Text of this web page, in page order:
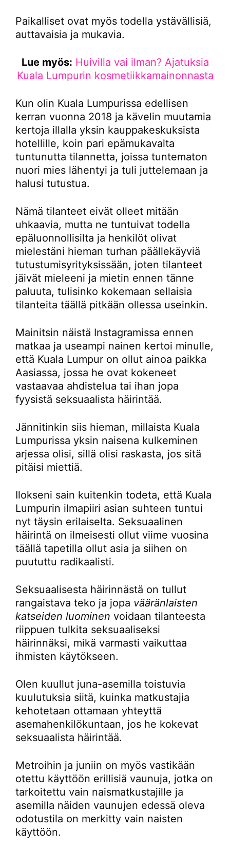
Paikalliset ovat myös todella ystävällisiä,
auttavaisia ja mukavia.
Lue myös: Huivilla vai ilman? Ajatuksia
Kuala Lumpurin kosmetiikkamainonnasta
Kun olin Kuala Lumpurissa edellisen
kerran vuonna 2018 ja kävelin muutamia
kertoja illalla yksin kauppakeskuksista
hotellille, koin pari epämukavalta
tuntunutta tilannetta, joissa tuntematon
nuori mies lähentyi ja tuli juttelemaan ja
halusi tutustua.
Nämä tilanteet eivät olleet mitään
uhkaavia, mutta ne tuntuivat todella
epäluonnollisilta ja henkilöt olivat
mielestäni hieman turhan päällekäyviä
tutustumisyrityksissään, joten tilanteet
jäivät mieleeni ja mietin ennen tänne
paluuta, tulisinko kokemaan sellaisia
tilanteita täällä pitkään ollessa useinkin.
Mainitsin näistä Instagramissa ennen
matkaa ja useampi nainen kertoi minulle,
että Kuala Lumpur on ollut ainoa paikka
Aasiassa, jossa he ovat kokeneet
vastaavaa ahdistelua tai ihan jopa
fyysistä seksuaalista häirintää.
Jännitinkin siis hieman, millaista Kuala
Lumpurissa yksin naisena kulkeminen
arjessa olisi, sillä olisi raskasta, jos sitä
pitäisi miettiä.
Ilokseni sain kuitenkin todeta, että Kuala
Lumpurin ilmapiiri asian suhteen tuntui
nyt täysin erilaiselta. Seksuaalinen
häirintä on ilmeisesti ollut viime vuosina
täällä tapetilla ollut asia ja siihen on
puututtu radikaalisti.
Seksuaalisesta häirinnästä on tullut
rangaistava teko ja jopa vääränlaisten
katseiden luominen voidaan tilanteesta
riippuen tulkita seksuaaliseksi
häirinnäksi, mikä varmasti vaikuttaa
ihmisten käytökseen.
Olen kuullut juna-asemilla toistuvia
kuulutuksia siitä, kuinka matkustajia
kehotetaan ottamaan yhteyttä
asemahenkilökuntaan, jos he kokevat
seksuaalista häirintää.
Metroihin ja juniin on myös vastikään
otettu käyttöön erillisiä vaunuja, jotka on
tarkoitettu vain naismatkustajille ja
asemilla näiden vaunujen edessä oleva
odotustila on merkitty vain naisten
käyttöön.